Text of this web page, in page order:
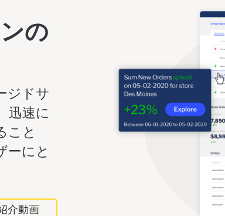
の
ジドサ
迅速に
こと
ーにと
介動画